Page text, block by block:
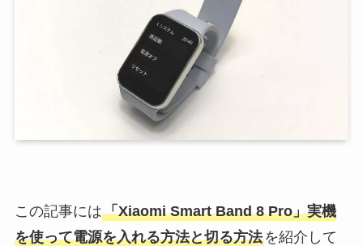
この記事には「Xiaomi Smart Band 8 Pro」実機
を使って電源を入れる方法と切る方法を紹介して